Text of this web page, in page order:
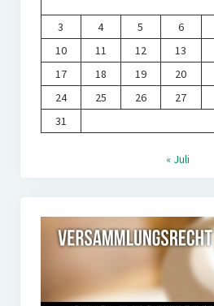
3
4 5 6
10
11 12 13
17
18 19 20
24
25 26 27
31
« Juli